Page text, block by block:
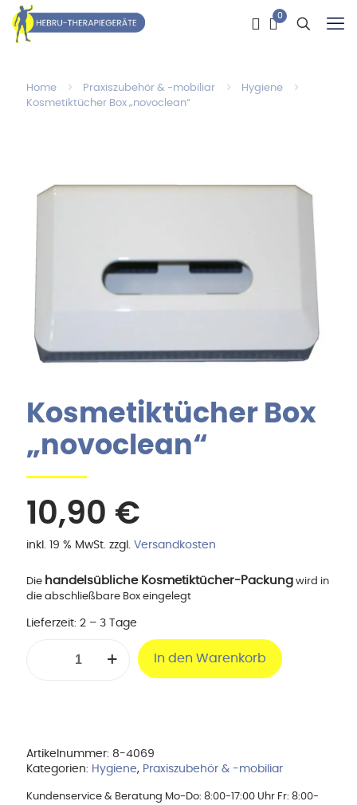
0
Home Praxiszubehör & -mobiliar
Hygiene
Kosmetiktücher Box „novoclean“
Kosmetiktücher Box
„novoclean“
10,90 €
inkl. 19 % MwSt. zzgl. Versandkosten
Die handelsübliche Kosmetiktücher-Packung wird in
die abschließbare Box eingelegt
Lieferzeit: 2 – 3 Tage
In den Warenkorb
Artikelnummer: 8-4069
Kategorien: Hygiene, Praxiszubehör & -mobiliar
Kundenservice & Beratung Mo-Do: 8:00-17:00 Uhr Fr: 8:00-